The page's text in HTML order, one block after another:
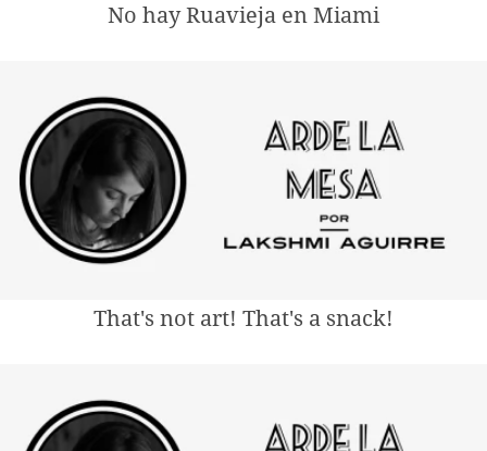
No hay Ruavieja en Miami
That's not art! That's a snack!